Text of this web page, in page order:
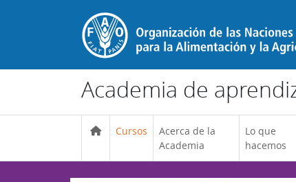
Salta al contenido principal
Academia de
Cursos
Acerca de la
Academia
Lo que
hacemos